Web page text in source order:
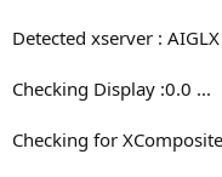
Detected xserver : AIGLX
Checking Display :0.0 ...
Checking for